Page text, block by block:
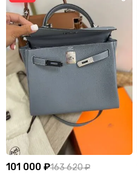
101 000 ₽163 620 ₽